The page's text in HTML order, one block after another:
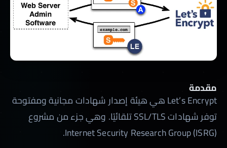
مقدمة
Let’s Encrypt هي هيئة إصدار شهادات مجانية ومفتوحة
توفر شهادات SSL/TLS تلقائيًا. وهي جزء من مشروع
Internet Security Research Group (ISRG).